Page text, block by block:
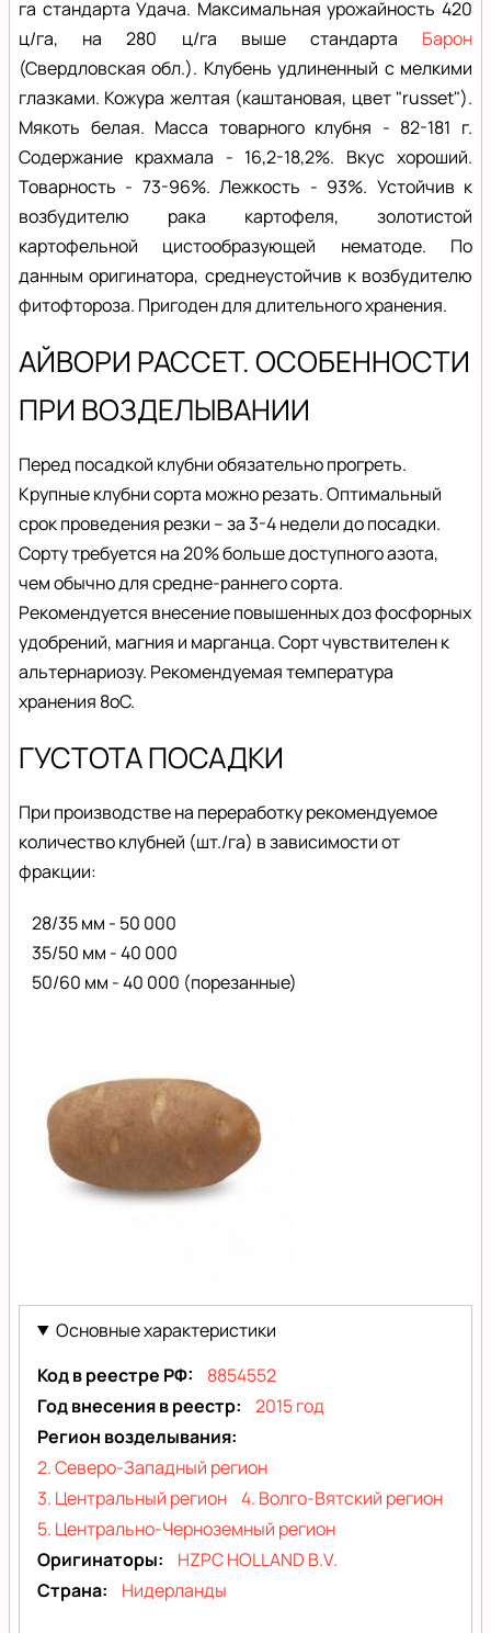
га стандарта Удача. Максимальная урожайность 420
ц/га, на 280 ц/га выше стандарта Барон
(Свердловская обл.). Клубень удлиненный с мелкими
глазками. Кожура желтая (каштановая, цвет "russet").
Мякоть белая. Масса товарного клубня - 82-181 г.
Содержание крахмала - 16,2-18,2%. Вкус хороший.
Товарность - 73-96%. Лежкость - 93%. Устойчив к
возбудителю рака картофеля, золотистой
картофельной цистообразующей нематоде. По
данным оригинатора, среднеустойчив к возбудителю
фитофтороза. Пригоден для длительного хранения.
АЙВОРИ РАССЕТ. ОСОБЕННОСТИ
ПРИ ВОЗДЕЛЫВАНИИ
Перед посадкой клубни обязательно прогреть.
Крупные клубни сорта можно резать. Оптимальный
срок проведения резки – за 3-4 недели до посадки.
Сорту требуется на 20% больше доступного азота,
чем обычно для средне-раннего сорта.
Рекомендуется внесение повышенных доз фосфорных
удобрений, магния и марганца. Сорт чувствителен к
альтернариозу. Рекомендуемая температура
хранения 8оС.
ГУСТОТА ПОСАДКИ
При производстве на переработку рекомендуемое
количество клубней (шт./га) в зависимости от
фракции:
28/35 мм - 50 000
35/50 мм - 40 000
50/60 мм - 40 000 (порезанные)
рассетОсновные характеристики
Код в реестре РФ
8854552
Год внесения в реестр
2015 год
Регион возделывания
2. Северо-Западный регион
3. Центральный регион 4. Волго-Вятский регион
5. Центрально-Черноземный регион
Оригинаторы
HZPC HOLLAND B.V.
Страна
Нидерланды